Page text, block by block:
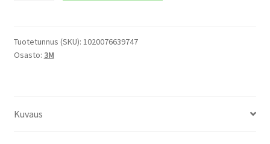
polttimo
ja
Tuotetunnus (SKU): 1020076639747
Osasto: 3M
Kuvaus